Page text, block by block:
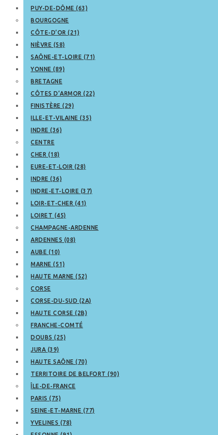
PUY-DE-DÔME (63)
BOURGOGNE
CÔTE-D’OR (21)
NIÈVRE (58)
SAÔNE-ET-LOIRE (71)
YONNE (89)
BRETAGNE
CÔTES D’ARMOR (22)
FINISTÈRE (29)
ILLE-ET-VILAINE (35)
INDRE (36)
CENTRE
CHER (18)
EURE-ET-LOIR (28)
INDRE (36)
INDRE-ET-LOIRE (37)
LOIR-ET-CHER (41)
LOIRET (45)
CHAMPAGNE-ARDENNE
ARDENNES (08)
AUBE (10)
MARNE (51)
HAUTE MARNE (52)
CORSE
CORSE-DU-SUD (2A)
HAUTE CORSE (2B)
FRANCHE-COMTÉ
DOUBS (25)
JURA (39)
HAUTE SAÔNE (70)
TERRITOIRE DE BELFORT (90)
ÎLE-DE-FRANCE
PARIS (75)
SEINE-ET-MARNE (77)
YVELINES (78)